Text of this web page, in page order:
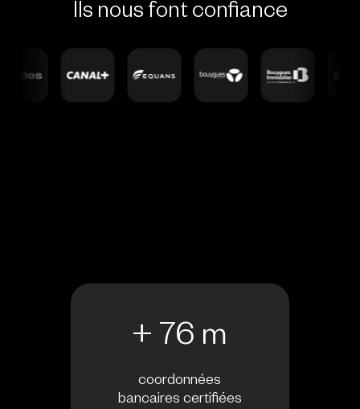
Ils nous font confiance
+ 76 m
coordonnées
bancaires certifiées